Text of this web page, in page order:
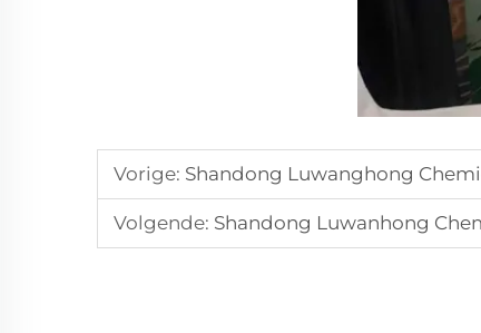
Vorige: Shandong Luwanghong Chemical
Volgende: Shandong Luwanhong Chemical